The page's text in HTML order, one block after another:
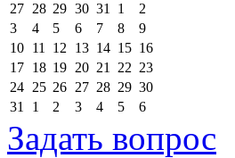
27 28 29 30 31 1
2
3
4 5 6 7 8
9
10 11 12 13 14 15 16
17 18 19 20 21 22 23
24 25 26 27 28 29 30
31
1 2 3 4 5 6
Задать вопрос